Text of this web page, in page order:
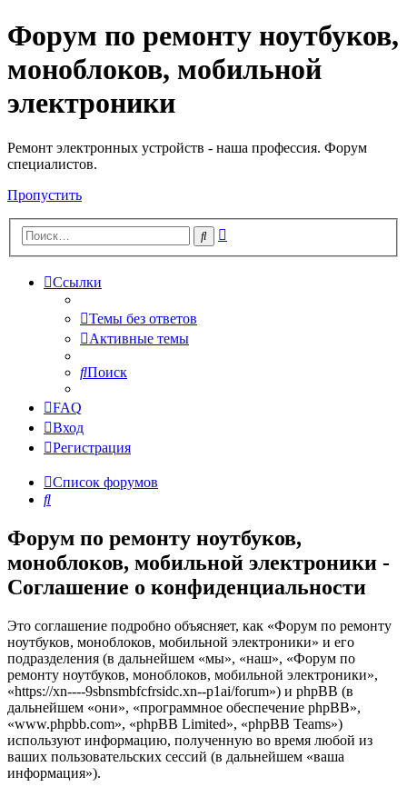
Регистрация
Форум по ремонту ноутбуков,
моноблоков, мобильной
электроники
Ремонт электронных устройств - наша профессия. Форум
специалистов.
Пропустить
Поиск
Ссылки
Темы без ответов
Активные темы
Поиск
FAQ
Вход
Регистрация
Список форумов
Поиск
Форум по ремонту ноутбуков,
моноблоков, мобильной электроники -
Соглашение о конфиденциальности
Это соглашение подробно объясняет, как «Форум по ремонту
ноутбуков, моноблоков, мобильной электроники» и его
подразделения (в дальнейшем «мы», «наш», «Форум по
ремонту ноутбуков, моноблоков, мобильной электроники»,
«https://xn----9sbnsmbfcfrsidc.xn--p1ai/forum») и phpBB (в
дальнейшем «они», «программное обеспечение phpBB»,
«www.phpbb.com», «phpBB Limited», «phpBB Teams»)
используют информацию, полученную во время любой из
ваших пользовательских сессий (в дальнейшем «ваша
информация»).